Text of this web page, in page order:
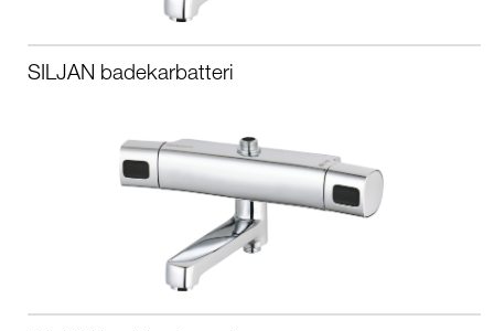
SILJAN badekarbatteri